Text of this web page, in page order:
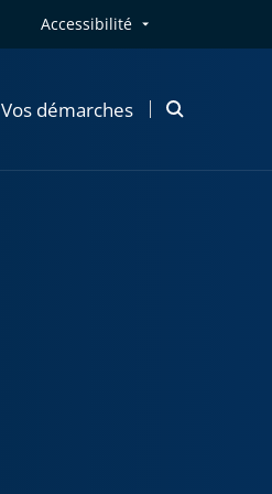
Accessibilité
Vos démarches
Ouvrir